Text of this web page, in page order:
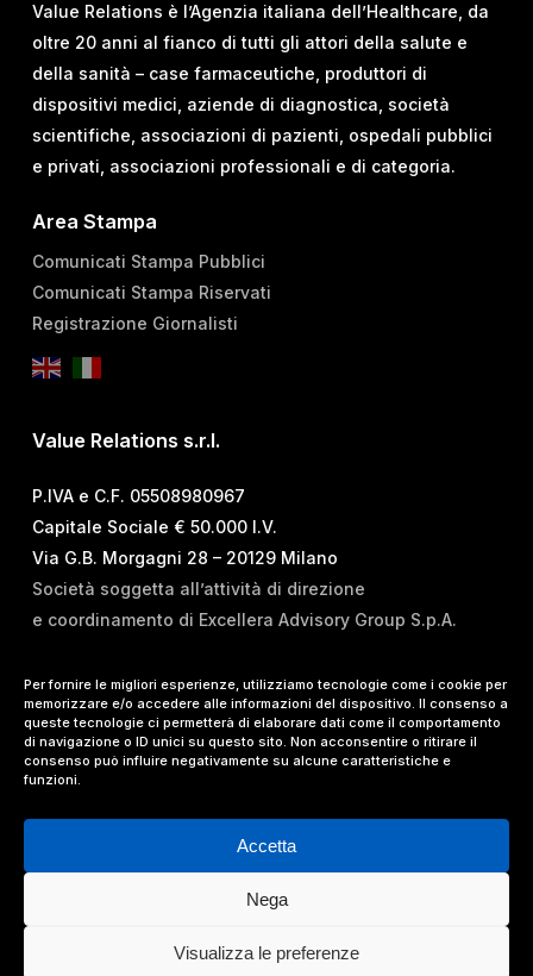
Per fornire le migliori esperienze, utilizziamo tecnologie come i cookie per
memorizzare e/o accedere alle informazioni del dispositivo. Il consenso a
queste tecnologie ci permetterà di elaborare dati come il comportamento
di navigazione o ID unici su questo sito. Non acconsentire o ritirare il
consenso può influire negativamente su alcune caratteristiche e
funzioni.
Accetta
Nega
Visualizza le preferenze
Value Relations è l’Agenzia italiana dell’Healthcare, da
oltre 20 anni al fianco di tutti gli attori della salute e
della sanità – case farmaceutiche, produttori di
dispositivi medici, aziende di diagnostica, società
scientifiche, associazioni di pazienti, ospedali pubblici
e privati, associazioni professionali e di categoria.
Area Stampa
Comunicati Stampa Pubblici
Comunicati Stampa Riservati
Registrazione Giornalisti
Value Relations s.r.l.
P.IVA e C.F. 05508980967
Capitale Sociale € 50.000 I.V.
Via G.B. Morgagni 28 – 20129 Milano
Società soggetta all’attività di direzione
e coordinamento di Excellera Advisory Group S.p.A.
T. +39 02 84 99 02 01
E.info@vrelations.it
Termini d’uso|Privacy Policy|Cookie Policy|
© 2024 Value Relations Srl, All Rights Reserved.